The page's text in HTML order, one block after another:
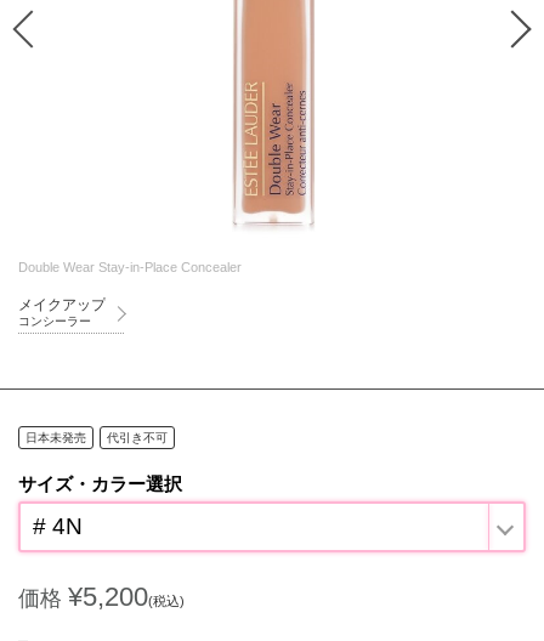
Double Wear Stay-in-Place Concealer
メイクアップ
コンシーラー
日本未発売 代引き不可
サイズ・カラー選択
# 4N
価格 ¥5,200(税込)